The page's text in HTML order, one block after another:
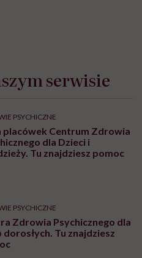
serwisie
PSYCHICZNE
placówek Centrum Zdrowia
dla Dzieci i
Tu znajdziesz pomoc
PSYCHICZNE
Zdrowia Psychicznego dla
dorosłych. Tu znajdziesz